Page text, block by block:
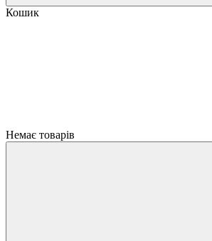
Кошик
Немає товарів